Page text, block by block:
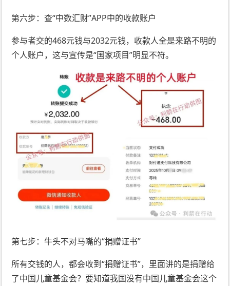
第六步：查“中数汇财”APP中的收款账户
参与者交的468元钱与2032元钱，收款人全是来路不明的
个人账户，这与宣传是“国家项目”明显不符。
第七步：牛头不对马嘴的“捐赠证书”
所有交钱的人，都会收到“捐赠证书”，里面讲的是捐赠给
了中国儿童基金会？要知道我国没有中国儿童基金会这个